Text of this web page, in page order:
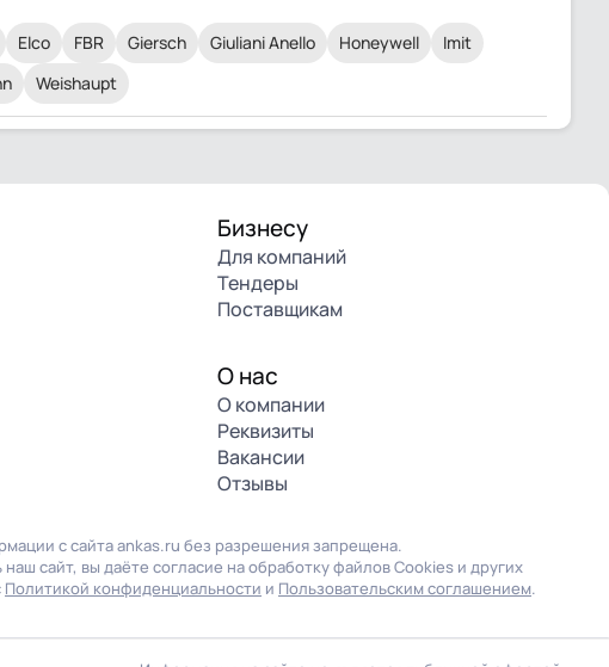
Elco FBR Giersch Giuliani Anello Honeywell
Imit
Weishaupt
Бизнесу
Для компаний
Тендеры
Поставщикам
О нас
О компании
Реквизиты
Вакансии
Отзывы
с сайта ankas.ru без разрешения запрещена.
сайт, вы даёте согласие на обработку файлов Cookies и других
Политикой конфиденциальности и Пользовательским соглашением.